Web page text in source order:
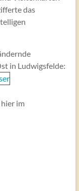
das
in Ludwigsfelde:
im